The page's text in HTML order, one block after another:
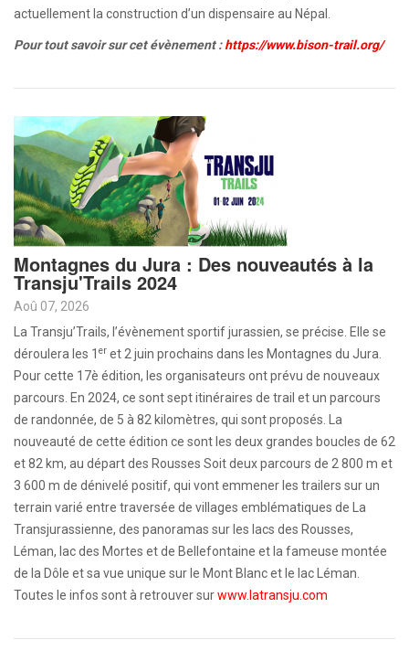
actuellement la construction d’un dispensaire au Népal.
Pour tout savoir sur cet évènement :https://www.bison-trail.org/
Montagnes du Jura : Des nouveautés à la
Transju'Trails 2024
Aoû 07, 2026
La Transju’Trails, l’évènement sportif jurassien, se précise. Elle se
déroulera les 1 er et 2 juin prochains dans les Montagnes du Jura.
Pour cette 17è édition, les organisateurs ont prévu de nouveaux
parcours. En 2024, ce sont sept itinéraires de trail et un parcours
de randonnée, de 5 à 82 kilomètres, qui sont proposés. La
nouveauté de cette édition ce sont les deux grandes boucles de 62
et 82 km, au départ des Rousses Soit deux parcours de 2 800 m et
3 600 m de dénivelé positif, qui vont emmener les trailers sur un
terrain varié entre traversée de villages emblématiques de La
Transjurassienne, des panoramas sur les lacs des Rousses,
Léman, lac des Mortes et de Bellefontaine et la fameuse montée
de la Dôle et sa vue unique sur le Mont Blanc et le lac Léman.
Toutes le infos sont à retrouver surwww.latransju.com